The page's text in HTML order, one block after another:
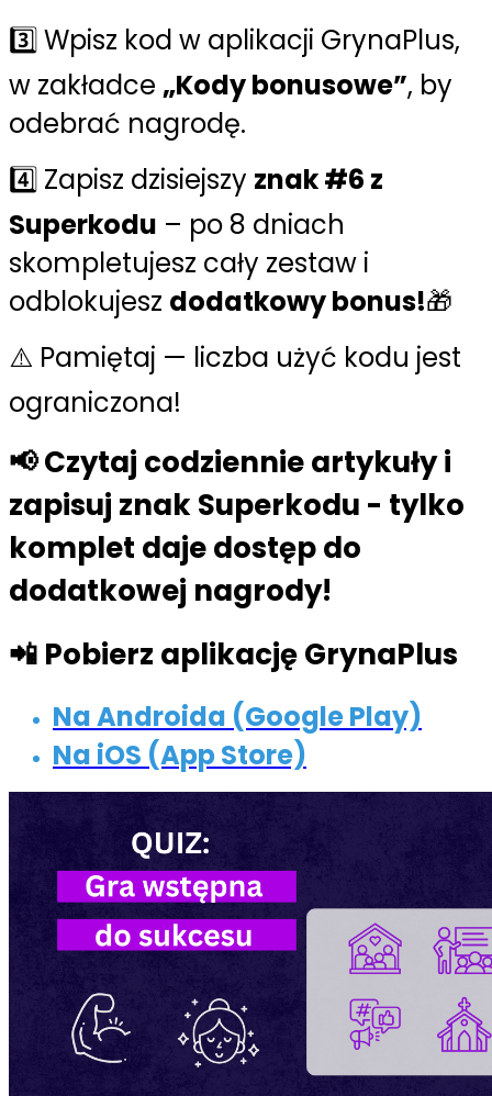
3️⃣ Wpisz kod w aplikacji GrynaPlus,
w zakładce „Kody bonusowe”, by
odebrać nagrodę.
4️⃣ Zapisz dzisiejszy znak #6 z
Superkodu – po 8 dniach
skompletujesz cały zestaw i
odblokujesz dodatkowy bonus!🎁
⚠️ Pamiętaj — liczba użyć kodu jest
ograniczona!
📢 Czytaj codziennie artykuły i
zapisuj znak Superkodu - tylko
komplet daje dostęp do
dodatkowej nagrody!
📲 Pobierz aplikację GrynaPlus
Na Androida (Google Play)
Na iOS (App Store)